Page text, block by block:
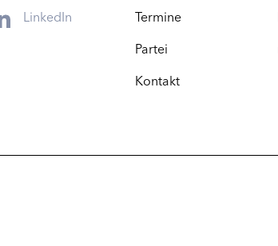
LinkedIn Termine
Partei
Kontakt